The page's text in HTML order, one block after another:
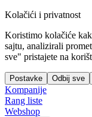
Kolačići i privatnost
Koristimo kolačiće
sajtu, analizirali
sve" pristajete na
Postavke Odbij sve
Kompanije
Rang liste
Webshop